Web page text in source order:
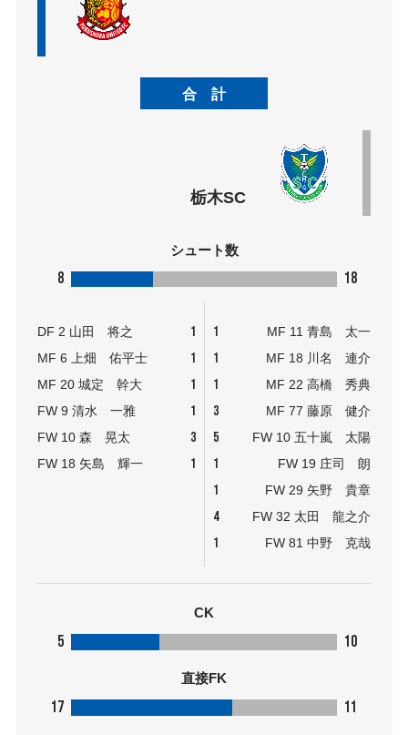
合 計
栃木SC
シュート数
8 18
DF 2 山田 将之 1
MF 6 上畑 佑平士 1
MF 20 城定 幹大 1
FW 9 清水 一雅 1
FW 10 森 晃太 3
FW 18 矢島 輝一 1
MF 11 青島 太一
1
MF 18 川名 連介
1
MF 22 高橋 秀典
1
MF 77 藤原 健介
3
FW 10 五十嵐 太陽
5
FW 19 庄司 朗
1
FW 29 矢野 貴章
1
FW 32 太田 龍之介
4
FW 81 中野 克哉
1
CK
5 10
直接FK
17 11